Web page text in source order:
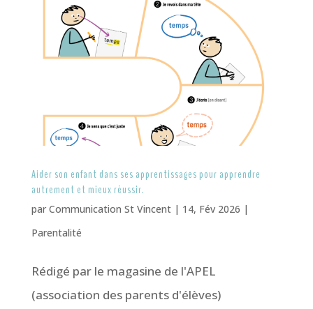
Aider son enfant dans ses apprentissages pour apprendre
autrement et mieux réussir.
par Communication St Vincent| 14, Fév 2026 |
Parentalité
Rédigé par le magasine de l'APEL
(association des parents d'élèves)